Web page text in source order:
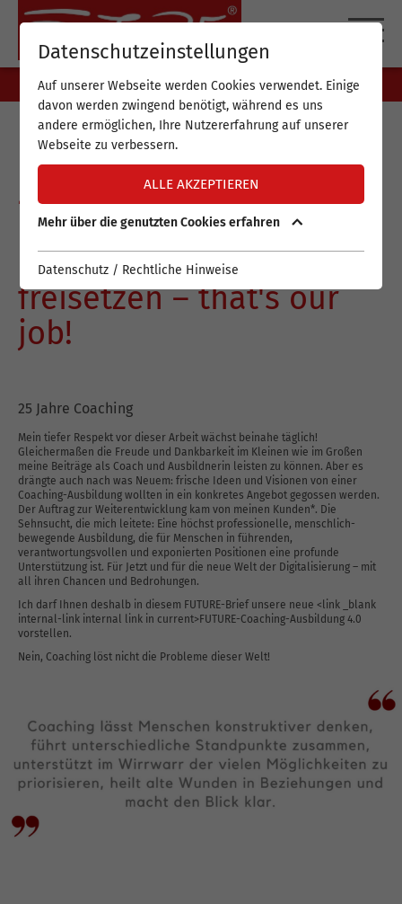
Go for it –
ZUKUNFTSKRAFT in
MENSCHEN und
ORGANISATIONEN
freisetzen – that's our
job!
25 Jahre Coaching
Mein tiefer Respekt vor dieser Arbeit wächst beinahe täglich!
Gleichermaßen die Freude und Dankbarkeit im Kleinen wie im Großen
meine Beiträge als Coach und Ausbildnerin leisten zu können. Aber es
drängte auch nach was Neuem: frische Ideen und Visionen von einer
Coaching-Ausbildung wollten in ein konkretes Angebot gegossen werden.
Der Auftrag zur Weiterentwicklung kam von meinen Kunden*. Die
Sehnsucht, die mich leitete: Eine höchst professionelle, menschlich-
bewegende Ausbildung, die für Menschen in führenden,
verantwortungsvollen und exponierten Positionen eine profunde
Unterstützung ist. Für Jetzt und für die neue Welt der Digitalisierung – mit
all ihren Chancen und Bedrohungen.
Ich darf Ihnen deshalb in diesem FUTURE-Brief unsere neue <link _blank
internal-link internal link in current>FUTURE-Coaching-Ausbildung 4.0
vorstellen.
Nein, Coaching löst nicht die Probleme dieser Welt!
Datenschutzeinstellungen
Auf unserer Webseite werden Cookies verwendet. Einige
davon werden zwingend benötigt, während es uns
andere ermöglichen, Ihre Nutzererfahrung auf unserer
Webseite zu verbessern.
ALLE AKZEPTIEREN
Mehr über die genutzten Cookies erfahren
Datenschutz / Rechtliche Hinweise